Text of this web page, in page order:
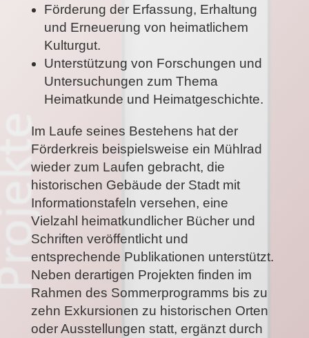
Förderung der Erfassung, Erhaltung
und Erneuerung von heimatlichem
Kulturgut.
Unterstützung von Forschungen und
Untersuchungen zum Thema
Heimatkunde und Heimatgeschichte.
Im Laufe seines Bestehens hat der
Förderkreis beispielsweise ein Mühlrad
wieder zum Laufen gebracht, die
historischen Gebäude der Stadt mit
Informationstafeln versehen, eine
Vielzahl heimatkundlicher Bücher und
Schriften veröffentlicht und
entsprechende Publikationen unterstützt.
Neben derartigen Projekten finden im
Rahmen des Sommerprogramms bis zu
zehn Exkursionen zu historischen Orten
oder Ausstellungen statt, ergänzt durch